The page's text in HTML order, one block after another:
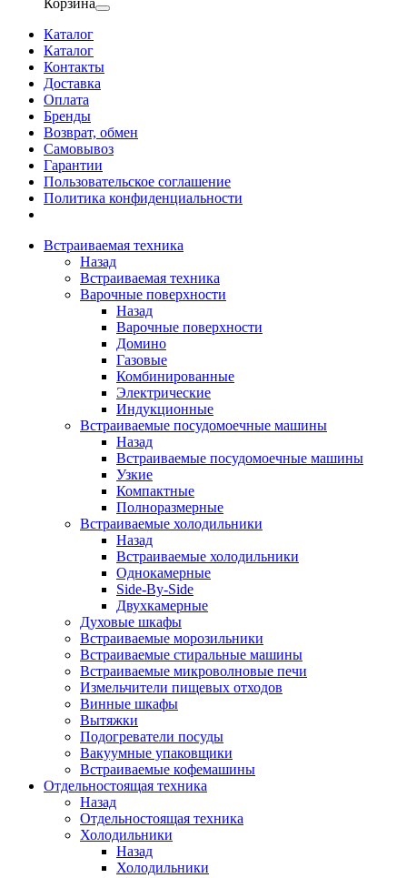
Корзина
Каталог
Каталог
Контакты
Доставка
Оплата
Бренды
Возврат, обмен
Самовывоз
Гарантии
Пользовательское соглашение
Политика конфиденциальности
Встраиваемая техника
Назад
Встраиваемая техника
Варочные поверхности
Назад
Варочные поверхности
Домино
Газовые
Комбинированные
Электрические
Индукционные
Встраиваемые посудомоечные машины
Назад
Встраиваемые посудомоечные машины
Узкие
Компактные
Полноразмерные
Встраиваемые холодильники
Назад
Встраиваемые холодильники
Однокамерные
Side-By-Side
Двухкамерные
Духовые шкафы
Встраиваемые морозильники
Встраиваемые стиральные машины
Встраиваемые микроволновые печи
Измельчители пищевых отходов
Винные шкафы
Вытяжки
Подогреватели посуды
Вакуумные упаковщики
Встраиваемые кофемашины
Отдельностоящая техника
Назад
Отдельностоящая техника
Холодильники
Назад
Холодильники